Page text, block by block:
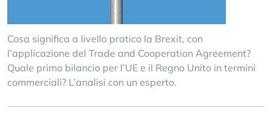
Cosa significa a livello pratico la Brexit, con
l’applicazione del Trade and Cooperation Agreement?
Quale primo bilancio per l’UE e il Regno Unito in termini
commerciali? L’analisi con un esperto.